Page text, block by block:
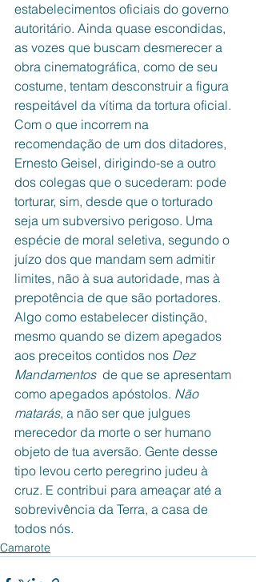
estabelecimentos oficiais do governo
autoritário. Ainda quase escondidas,
as vozes que buscam desmerecer a
obra cinematográfica, como de seu
costume, tentam desconstruir a figura
respeitável da vítima da tortura oficial.
Com o que incorrem na
recomendação de um dos ditadores,
Ernesto Geisel, dirigindo-se a outro
dos colegas que o sucederam: pode
torturar, sim, desde que o torturado
seja um subversivo perigoso. Uma
espécie de moral seletiva, segundo o
juízo dos que mandam sem admitir
limites, não à sua autoridade, mas à
prepotência de que são portadores.
Algo como estabelecer distinção,
mesmo quando se dizem apegados
aos preceitos contidos nos Dez
Mandamentos de que se apresentam
como apegados apóstolos. Não
matarás, a não ser que julgues
merecedor da morte o ser humano
objeto de tua aversão. Gente desse
tipo levou certo peregrino judeu à
cruz. E contribui para ameaçar até a
sobrevivência da Terra, a casa de
todos nós.
Camarote